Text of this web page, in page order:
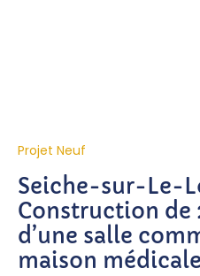
Projet Neuf
Seiche-sur-Le-
Construction de
d’une salle
maison médicale